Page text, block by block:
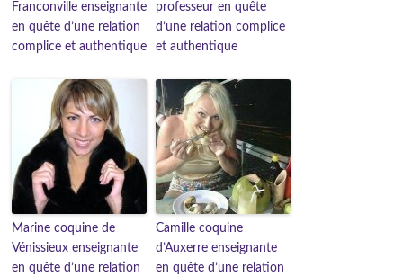
Franconville enseignante
en quête d’une relation
complice et authentique
professeur en quête
d’une relation complice
et authentique
Marine coquine de
Vénissieux enseignante
en quête d’une relation
Camille coquine
d’Auxerre enseignante
en quête d’une relation